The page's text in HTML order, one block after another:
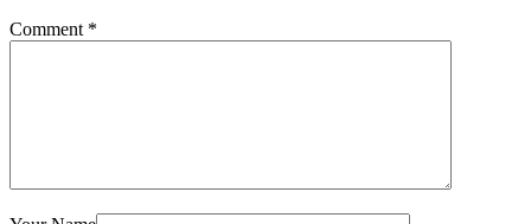
Comment *